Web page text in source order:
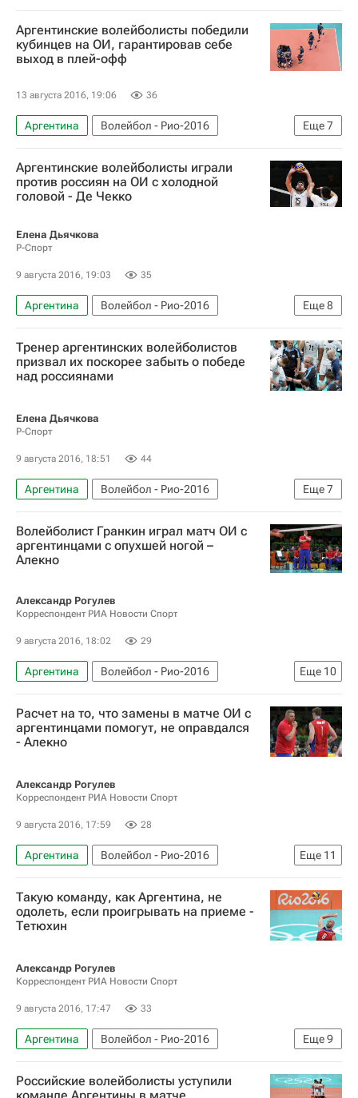
Олимпийские игры
Спорт
Волейбол
Рио-2016
Новости - Рио-2016
Летние Олимпийские игры 2016
Аргентинские волейболисты победили
кубинцев на ОИ, гарантировав себе
выход в плей-офф
13 августа 2016, 19:06 36
Еще7
Аргентина
Волейбол - Рио-2016
Олимпийские игры
Спорт
Волейбол
Рио-2016
Новости - Рио-2016
Летние Олимпийские игры 2016
Аргентинские волейболисты играли
против россиян на ОИ с холодной
головой - Де Чекко
Елена Дьячкова
Р-Спорт
9 августа 2016, 19:03 35
Еще8
Аргентина
Волейбол - Рио-2016
Олимпийские игры
Спорт
Волейбол
Рио-2016
Новости - Рио-2016
Сборная России - Рио-2016
Тренер аргентинских волейболистов
призвал их поскорее забыть о победе
над россиянами
Елена Дьячкова
Р-Спорт
9 августа 2016, 18:51 44
Еще7
Аргентина
Волейбол - Рио-2016
Волейбол
Рио-2016
Новости - Рио-2016
Сборная России - Рио-2016
Летние Олимпийские игры 2016
Волейболист Гранкин играл матч ОИ с
аргентинцами с опухшей ногой –
Алекно
Александр Рогулев
Корреспондент РИА Новости Спорт
9 августа 2016, 18:02 29
Еще 10
Аргентина
Волейбол - Рио-2016
Олимпийские игры
Спорт
Волейбол
Рио-2016
Новости - Рио-2016
Сборная России - Рио-2016
Летние Олимпийские игры 2016
Сергей Гранкин
Расчет на то, что замены в матче ОИ с
аргентинцами помогут, не оправдался
- Алекно
Александр Рогулев
Корреспондент РИА Новости Спорт
9 августа 2016, 17:59 28
Еще 11
Аргентина
Волейбол - Рио-2016
Олимпийские игры
Спорт
Волейбол
Рио-2016
Новости - Рио-2016
Сборная России - Рио-2016
Летние Олимпийские игры 2016
Сергей Гранкин
Максим Михайлов
Такую команду, как Аргентина, не
одолеть, если проигрывать на приеме -
Тетюхин
Александр Рогулев
Корреспондент РИА Новости Спорт
9 августа 2016, 17:47 33
Еще9
Аргентина
Волейбол - Рио-2016
Олимпийские игры
Спорт
Волейбол
Рио-2016
Новости - Рио-2016
Российские волейболисты уступили